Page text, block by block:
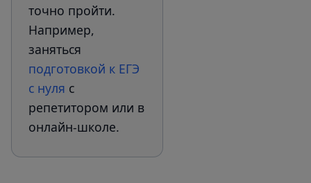
точно пройти.
Например,
заняться
подготовкой к ЕГЭ
с нуля с
репетитором или в
онлайн-школе.